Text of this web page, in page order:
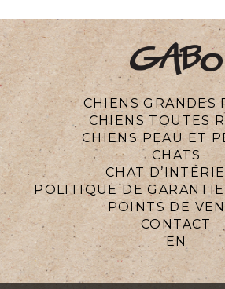
CHIENS GRANDES
CHIENS TOUTES
CHIENS PEAU ET
CHATS
CHAT
POLITIQUE DE
POINTS DE
CONTACT
EN